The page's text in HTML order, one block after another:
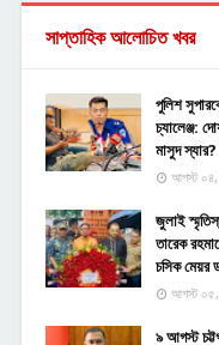
সাপ্তাহিক আলোচিত খবর
পুলিশ
চ্যালেঞ্জ:
মাসুদ স্যার?
আগস্ট
জুলাই
তারেক
চসিক মেয়র
আগস্ট
৯ আগস্ট